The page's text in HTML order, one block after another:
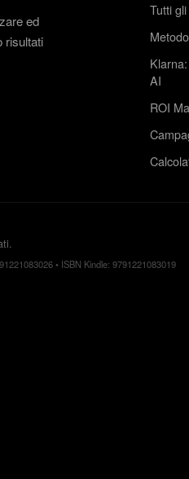
ed
risultati
Tutti
AI
ROI
• ISBN Kindle: 9791221083019